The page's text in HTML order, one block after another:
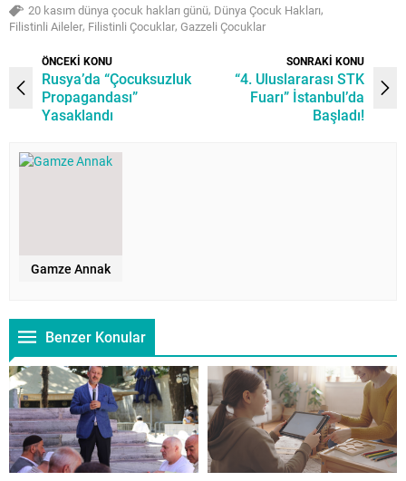
20 kasım dünya çocuk hakları günü, Dünya Çocuk Hakları,
Filistinli Aileler, Filistinli Çocuklar, Gazzeli Çocuklar
ÖNCEKİ KONU
Rusya’da “Çocuksuzluk
Propagandası”
Yasaklandı
SONRAKİ KONU
“4. Uluslararası STK
Fuarı” İstanbul’da
Başladı!
Gamze Annak
Benzer Konular